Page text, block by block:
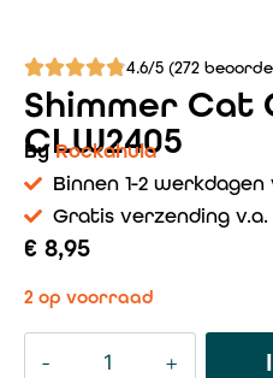
4.6/5 (272
Shimmer Cat
CLW2405
ByRockahula
Binnen 1-2
Gratis verzending v.a.
€ 8,95
2 op voorraad